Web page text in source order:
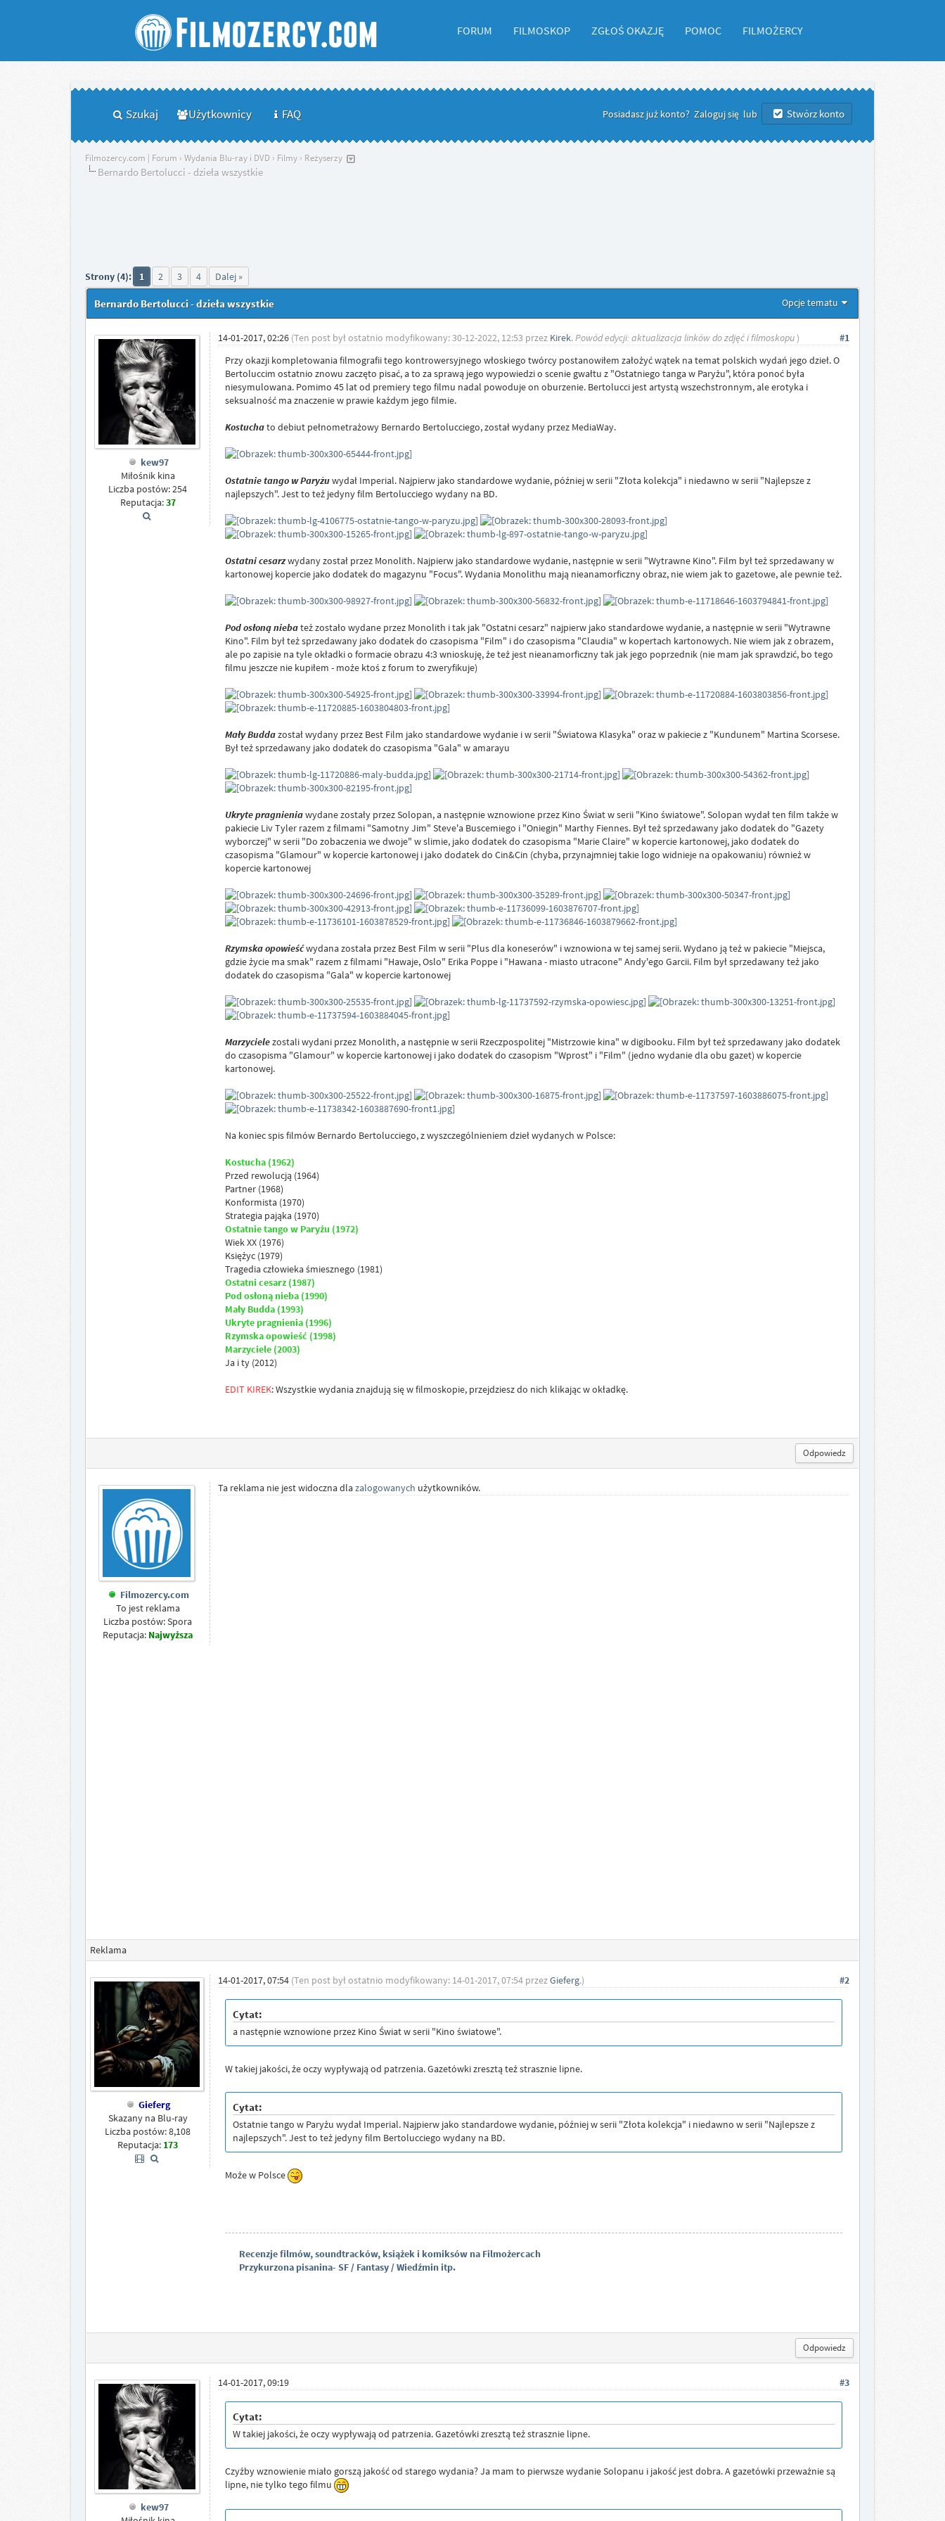
FORUM FILMOSKOP ZGŁOŚ OKAZJĘ POMOC FILMOŻERCY
Szukaj Użytkownicy FAQ Posiadasz już konto? Zaloguj się lub Stwórz konto
Filmozercy.com | Forum › Wydania Blu-ray i DVD› Filmy› Reżyserzy
Bernardo Bertolucci - dzieła wszystkie
Strony (4): 1 2 3 4 Dalej »
Opcje tematu
Bernardo Bertolucci - dzieła wszystkie
kew97
Miłośnik kina
Liczba postów: 254
Reputacja:37
#1
14-01-2017, 02:26 (Ten post był ostatnio modyfikowany: 30-12-2022, 12:53 przez Kirek.Powód edycji: aktualizacja linków do zdjęć i filmoskopu)
Przy okazji kompletowania filmografii tego kontrowersyjnego włoskiego twórcy postanowiłem założyć wątek na temat polskich wydań jego dzieł. O
Bertoluccim ostatnio znowu zaczęto pisać, a to za sprawą jego wypowiedzi o scenie gwałtu z "Ostatniego tanga w Paryżu", która ponoć była
niesymulowana. Pomimo 45 lat od premiery tego filmu nadal powoduje on oburzenie. Bertolucci jest artystą wszechstronnym, ale erotyka i
seksualność ma znaczenie w prawie każdym jego filmie.
Kostuchato debiut pełnometrażowy Bernardo Bertolucciego, został wydany przez MediaWay.
Ostatnie tango w Paryżuwydał Imperial. Najpierw jako standardowe wydanie, później w serii "Złota kolekcja" i niedawno w serii "Najlepsze z
najlepszych". Jest to też jedyny film Bertolucciego wydany na BD.
Ostatni cesarzwydany został przez Monolith. Najpierw jako standardowe wydanie, następnie w serii "Wytrawne Kino". Film był też sprzedawany w
kartonowej kopercie jako dodatek do magazynu "Focus". Wydania Monolithu mają nieanamorficzny obraz, nie wiem jak to gazetowe, ale pewnie też.
Pod osłoną niebateż zostało wydane przez Monolith i tak jak "Ostatni cesarz" najpierw jako standardowe wydanie, a następnie w serii "Wytrawne
Kino". Film był też sprzedawany jako dodatek do czasopisma "Film" i do czasopisma "Claudia" w kopertach kartonowych. Nie wiem jak z obrazem,
ale po zapisie na tyle okładki o formacie obrazu 4:3 wnioskuję, że też jest nieanamorficzny tak jak jego poprzednik (nie mam jak sprawdzić, bo tego
filmu jeszcze nie kupiłem - może ktoś z forum to zweryfikuje)
Mały Buddazostał wydany przez Best Film jako standardowe wydanie i w serii "Światowa Klasyka" oraz w pakiecie z "Kundunem" Martina Scorsese.
Był też sprzedawany jako dodatek do czasopisma "Gala" w amarayu
Ukryte pragnieniawydane zostały przez Solopan, a następnie wznowione przez Kino Świat w serii "Kino światowe". Solopan wydał ten film także w
pakiecie Liv Tyler razem z filmami "Samotny Jim" Steve'a Buscemiego i "Oniegin" Marthy Fiennes. Był też sprzedawany jako dodatek do "Gazety
wyborczej" w serii "Do zobaczenia we dwoje" w slimie, jako dodatek do czasopisma "Marie Claire" w kopercie kartonowej, jako dodatek do
czasopisma "Glamour" w kopercie kartonowej i jako dodatek do Cin&Cin (chyba, przynajmniej takie logo widnieje na opakowaniu) również w
kopercie kartonowej
Rzymska opowieśćwydana została przez Best Film w serii "Plus dla koneserów" i wznowiona w tej samej serii. Wydano ją też w pakiecie "Miejsca,
gdzie życie ma smak" razem z filmami "Hawaje, Oslo" Erika Poppe i "Hawana - miasto utracone" Andy'ego Garcii. Film był sprzedawany też jako
dodatek do czasopisma "Gala" w kopercie kartonowej
Marzycielezostali wydani przez Monolith, a następnie w serii Rzeczpospolitej "Mistrzowie kina" w digibooku. Film był też sprzedawany jako dodatek
do czasopisma "Glamour" w kopercie kartonowej i jako dodatek do czasopism "Wprost" i "Film" (jedno wydanie dla obu gazet) w kopercie
kartonowej.
Na koniec spis filmów Bernardo Bertolucciego, z wyszczególnieniem dzieł wydanych w Polsce:
Kostucha (1962)
Przed rewolucją (1964)
Partner (1968)
Konformista (1970)
Strategia pająka (1970)
Ostatnie tango w Paryżu (1972)
Wiek XX (1976)
Księżyc (1979)
Tragedia człowieka śmiesznego (1981)
Ostatni cesarz (1987)
Pod osłoną nieba (1990)
Mały Budda (1993)
Ukryte pragnienia (1996)
Rzymska opowieść (1998)
Marzyciele (2003)
Ja i ty (2012)
EDIT KIREK: Wszystkie wydania znajdują się w filmoskopie, przejdziesz do nich klikając w okładkę.
Odpowiedz
Filmozercy.com
To jest reklama
Liczba postów: Spora
Reputacja: Najwyższa
Ta reklama nie jest widoczna dlazalogowanych użytkowników.
Reklama
Gieferg
Skazany na Blu-ray
Liczba postów: 8,108
Reputacja: 173
#2
14-01-2017, 07:54 (Ten post był ostatnio modyfikowany: 14-01-2017, 07:54 przezGieferg.)
Cytat:
a następnie wznowione przez Kino Świat w serii "Kino światowe".
W takiej jakości, że oczy wypływają od patrzenia. Gazetówki zresztą też strasznie lipne.
Cytat:
Ostatnie tango w Paryżu wydał Imperial. Najpierw jako standardowe wydanie, później w serii "Złota kolekcja" i niedawno w serii "Najlepsze z
najlepszych". Jest to też jedyny film Bertolucciego wydany na BD.
Może w Polsce
Recenzje filmów, soundtracków, książek i komiksów na Filmożercach
Przykurzona pisanina- SF / Fantasy / Wiedźmin itp.
Odpowiedz
kew97
#3
14-01-2017, 09:19
Cytat:
W takiej jakości, że oczy wypływają od patrzenia. Gazetówki zresztą też strasznie lipne.
Czyżby wznowienie miało gorszą jakość od starego wydania? Ja mam to pierwsze wydanie Solopanu i jakość jest dobra. A gazetówki przeważnie są
lipne, nie tylko tego filmu